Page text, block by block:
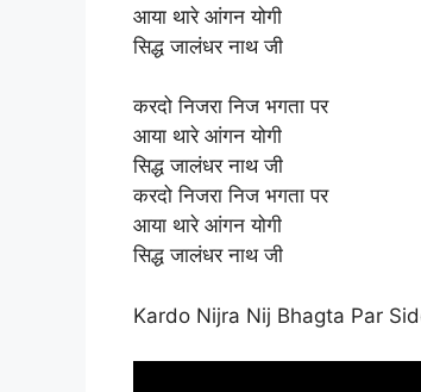
आया थारे आंगन योगी
सिद्ध जालंधर नाथ जी
करदो निजरा निज भगता पर
आया थारे आंगन योगी
सिद्ध जालंधर नाथ जी
करदो निजरा निज भगता पर
आया थारे आंगन योगी
सिद्ध जालंधर नाथ जी
Kardo Nijra Nij Bhagta Par